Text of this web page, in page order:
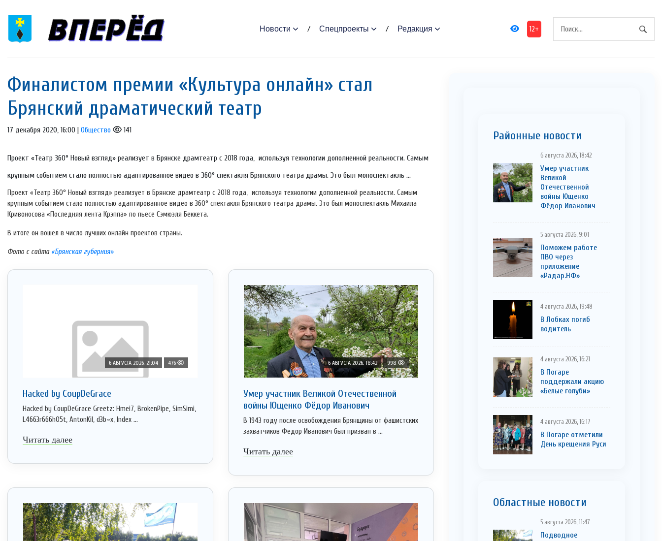
Новости Спецпроекты Редакция 12+
Финалистом премии «Культура онлайн» стал
Брянский драматический театр
17 декабря 2020, 16:00 | Общество 141
Проект «Театр 360° Новый взгляд» реализует в Брянске драмтеатр с 2018 года, используя технологии дополненной реальности. Самым
крупным событием стало полностью адаптированное видео в 360° спектакля Брянского театра драмы. Это был моноспектакль ...
Проект «Театр 360° Новый взгляд» реализует в Брянске драмтеатр с 2018 года, используя технологии дополненной реальности. Самым
крупным событием стало полностью адаптированное видео в 360° спектакля Брянского театра драмы. Это был моноспектакль Михаила
Кривоносова «Последняя лента Крэппа» по пьесе Сэмюэля Беккета.
В итоге он вошел в число лучших онлайн проектов страны.
Фото с сайта«Брянская губерния»
6 АВГУСТА 2026, 21:04 476
Hacked by CoupDeGrace
Hacked by CoupDeGrace Greetz: Hmei7, BrokenPipe, SimSimi,
L4663r666h05t, AntonKil, d3b~x, Index ...
Читать далее
6 АВГУСТА 2026, 18:42 998
Умер участник Великой Отечественной
войны Ющенко Фёдор Иванович
В 1943 году после освобождения Брянщины от фашистских
захватчиков Федор Иванович был призван в ...
Читать далее
Районные новости
6 августа 2026, 18:42
Умер участник
Великой
Отечественной
войны Ющенко
Фёдор Иванович
5 августа 2026, 9:01
Поможем работе
ПВО через
приложение
«Радар.НФ»
4 августа 2026, 19:48
В Лобках погиб
водитель
4 августа 2026, 16:21
В Погаре
поддержали акцию
«Белые голуби»
4 августа 2026, 16:17
В Погаре отметили
День крещения Руси
Областные новости
5 августа 2026, 11:47
Подводное